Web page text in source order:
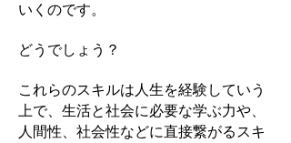
いくのです。
どうでしょう？
これらのスキルは人生を経験していう
上で、生活と社会に必要な学ぶ力や、
人間性、社会性などに直接繋がるスキ